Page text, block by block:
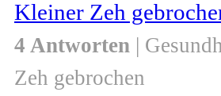
Kleiner Zeh
4 Antworten |
Zeh gebrochen